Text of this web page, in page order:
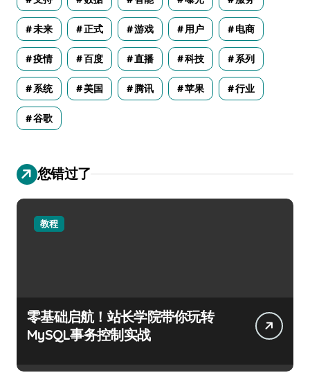
未来 正式 游戏 用户 电商
疫情 百度 直播 科技 系列
系统 美国 腾讯 苹果 行业
谷歌
您错过了
教程
零基础启航！站长学院带你玩转
MySQL事务控制实战